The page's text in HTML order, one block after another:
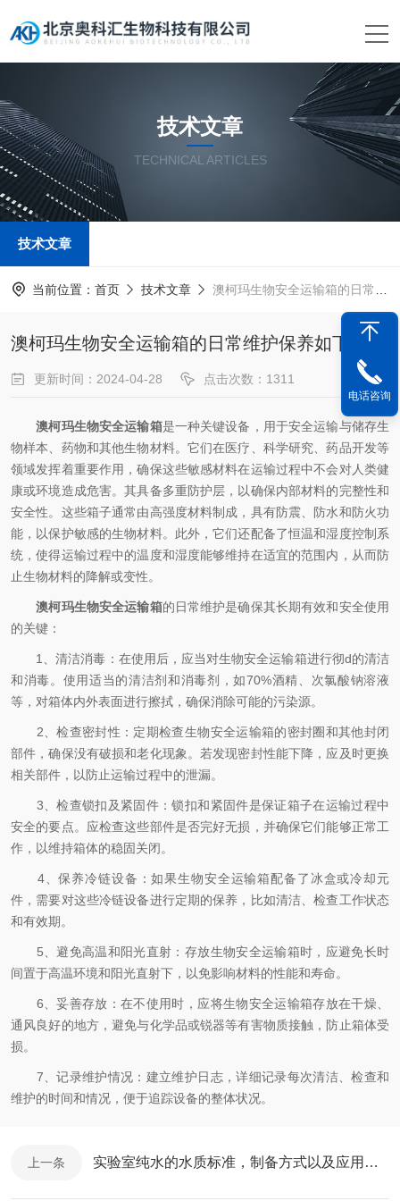
技术文章
TECHNICAL ARTICLES
技术文章
当前位置： 首页 技术文章 澳柯玛生物安全运输箱的日常维护保养如下
澳柯玛生物安全运输箱的日常维护保养如下
更新时间：2024-04-28 点击次数：1311
澳柯玛生物安全运输箱是一种关键设备，用于安全运输与储存生
物样本、药物和其他生物材料。它们在医疗、科学研究、药品开发等
领域发挥着重要作用，确保这些敏感材料在运输过程中不会对人类健
康或环境造成危害。其具备多重防护层，以确保内部材料的完整性和
安全性。这些箱子通常由高强度材料制成，具有防震、防水和防火功
能，以保护敏感的生物材料。此外，它们还配备了恒温和湿度控制系
统，使得运输过程中的温度和湿度能够维持在适宜的范围内，从而防
止生物材料的降解或变性。
澳柯玛生物安全运输箱的日常维护是确保其长期有效和安全使用
的关键：
1、清洁消毒：在使用后，应当对生物安全运输箱进行彻d的清洁
和消毒。使用适当的清洁剂和消毒剂，如70%酒精、次氯酸钠溶液
等，对箱体内外表面进行擦拭，确保消除可能的污染源。
2、检查密封性：定期检查生物安全运输箱的密封圈和其他封闭
部件，确保没有破损和老化现象。若发现密封性能下降，应及时更换
相关部件，以防止运输过程中的泄漏。
3、检查锁扣及紧固件：锁扣和紧固件是保证箱子在运输过程中
安全的要点。应检查这些部件是否完好无损，并确保它们能够正常工
作，以维持箱体的稳固关闭。
4、保养冷链设备：如果生物安全运输箱配备了冰盒或冷却元
件，需要对这些冷链设备进行定期的保养，比如清洁、检查工作状态
和有效期。
5、避免高温和阳光直射：存放生物安全运输箱时，应避免长时
间置于高温环境和阳光直射下，以免影响材料的性能和寿命。
6、妥善存放：在不使用时，应将生物安全运输箱存放在干燥、
通风良好的地方，避免与化学品或锐器等有害物质接触，防止箱体受
损。
7、记录维护情况：建立维护日志，详细记录每次清洁、检查和
维护的时间和情况，便于追踪设备的整体状况。
上一条 实验室纯水的水质标准，制备方式以及应用范围
电话咨询